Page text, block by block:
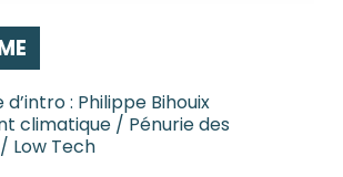
: Philippe Bihouix
climatique / Pénurie des
Low Tech